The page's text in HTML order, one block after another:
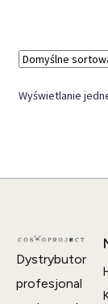
Wyświetlanie
Dystrybutor
profesjonal